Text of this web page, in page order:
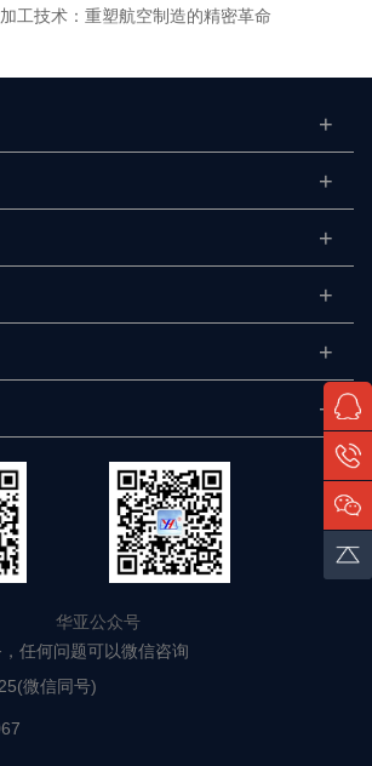
工技术：重塑航空制造的精密革命
华亚公众号
任何问题可以微信咨询
微信同号)